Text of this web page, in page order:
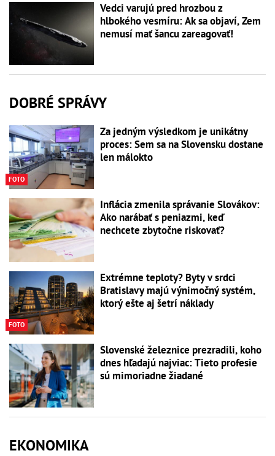
Vedci varujú pred hrozbou z
hlbokého vesmíru: Ak sa objaví, Zem
nemusí mať šancu zareagovať!
DOBRÉ SPRÁVY
FOTO
Za jedným výsledkom je unikátny
proces: Sem sa na Slovensku dostane
len málokto
Inflácia zmenila správanie Slovákov:
Ako narábať s peniazmi, keď
nechcete zbytočne riskovať?
FOTO
Extrémne teploty? Byty v srdci
Bratislavy majú výnimočný systém,
ktorý ešte aj šetrí náklady
Slovenské železnice prezradili, koho
dnes hľadajú najviac: Tieto profesie
sú mimoriadne žiadané
EKONOMIKA